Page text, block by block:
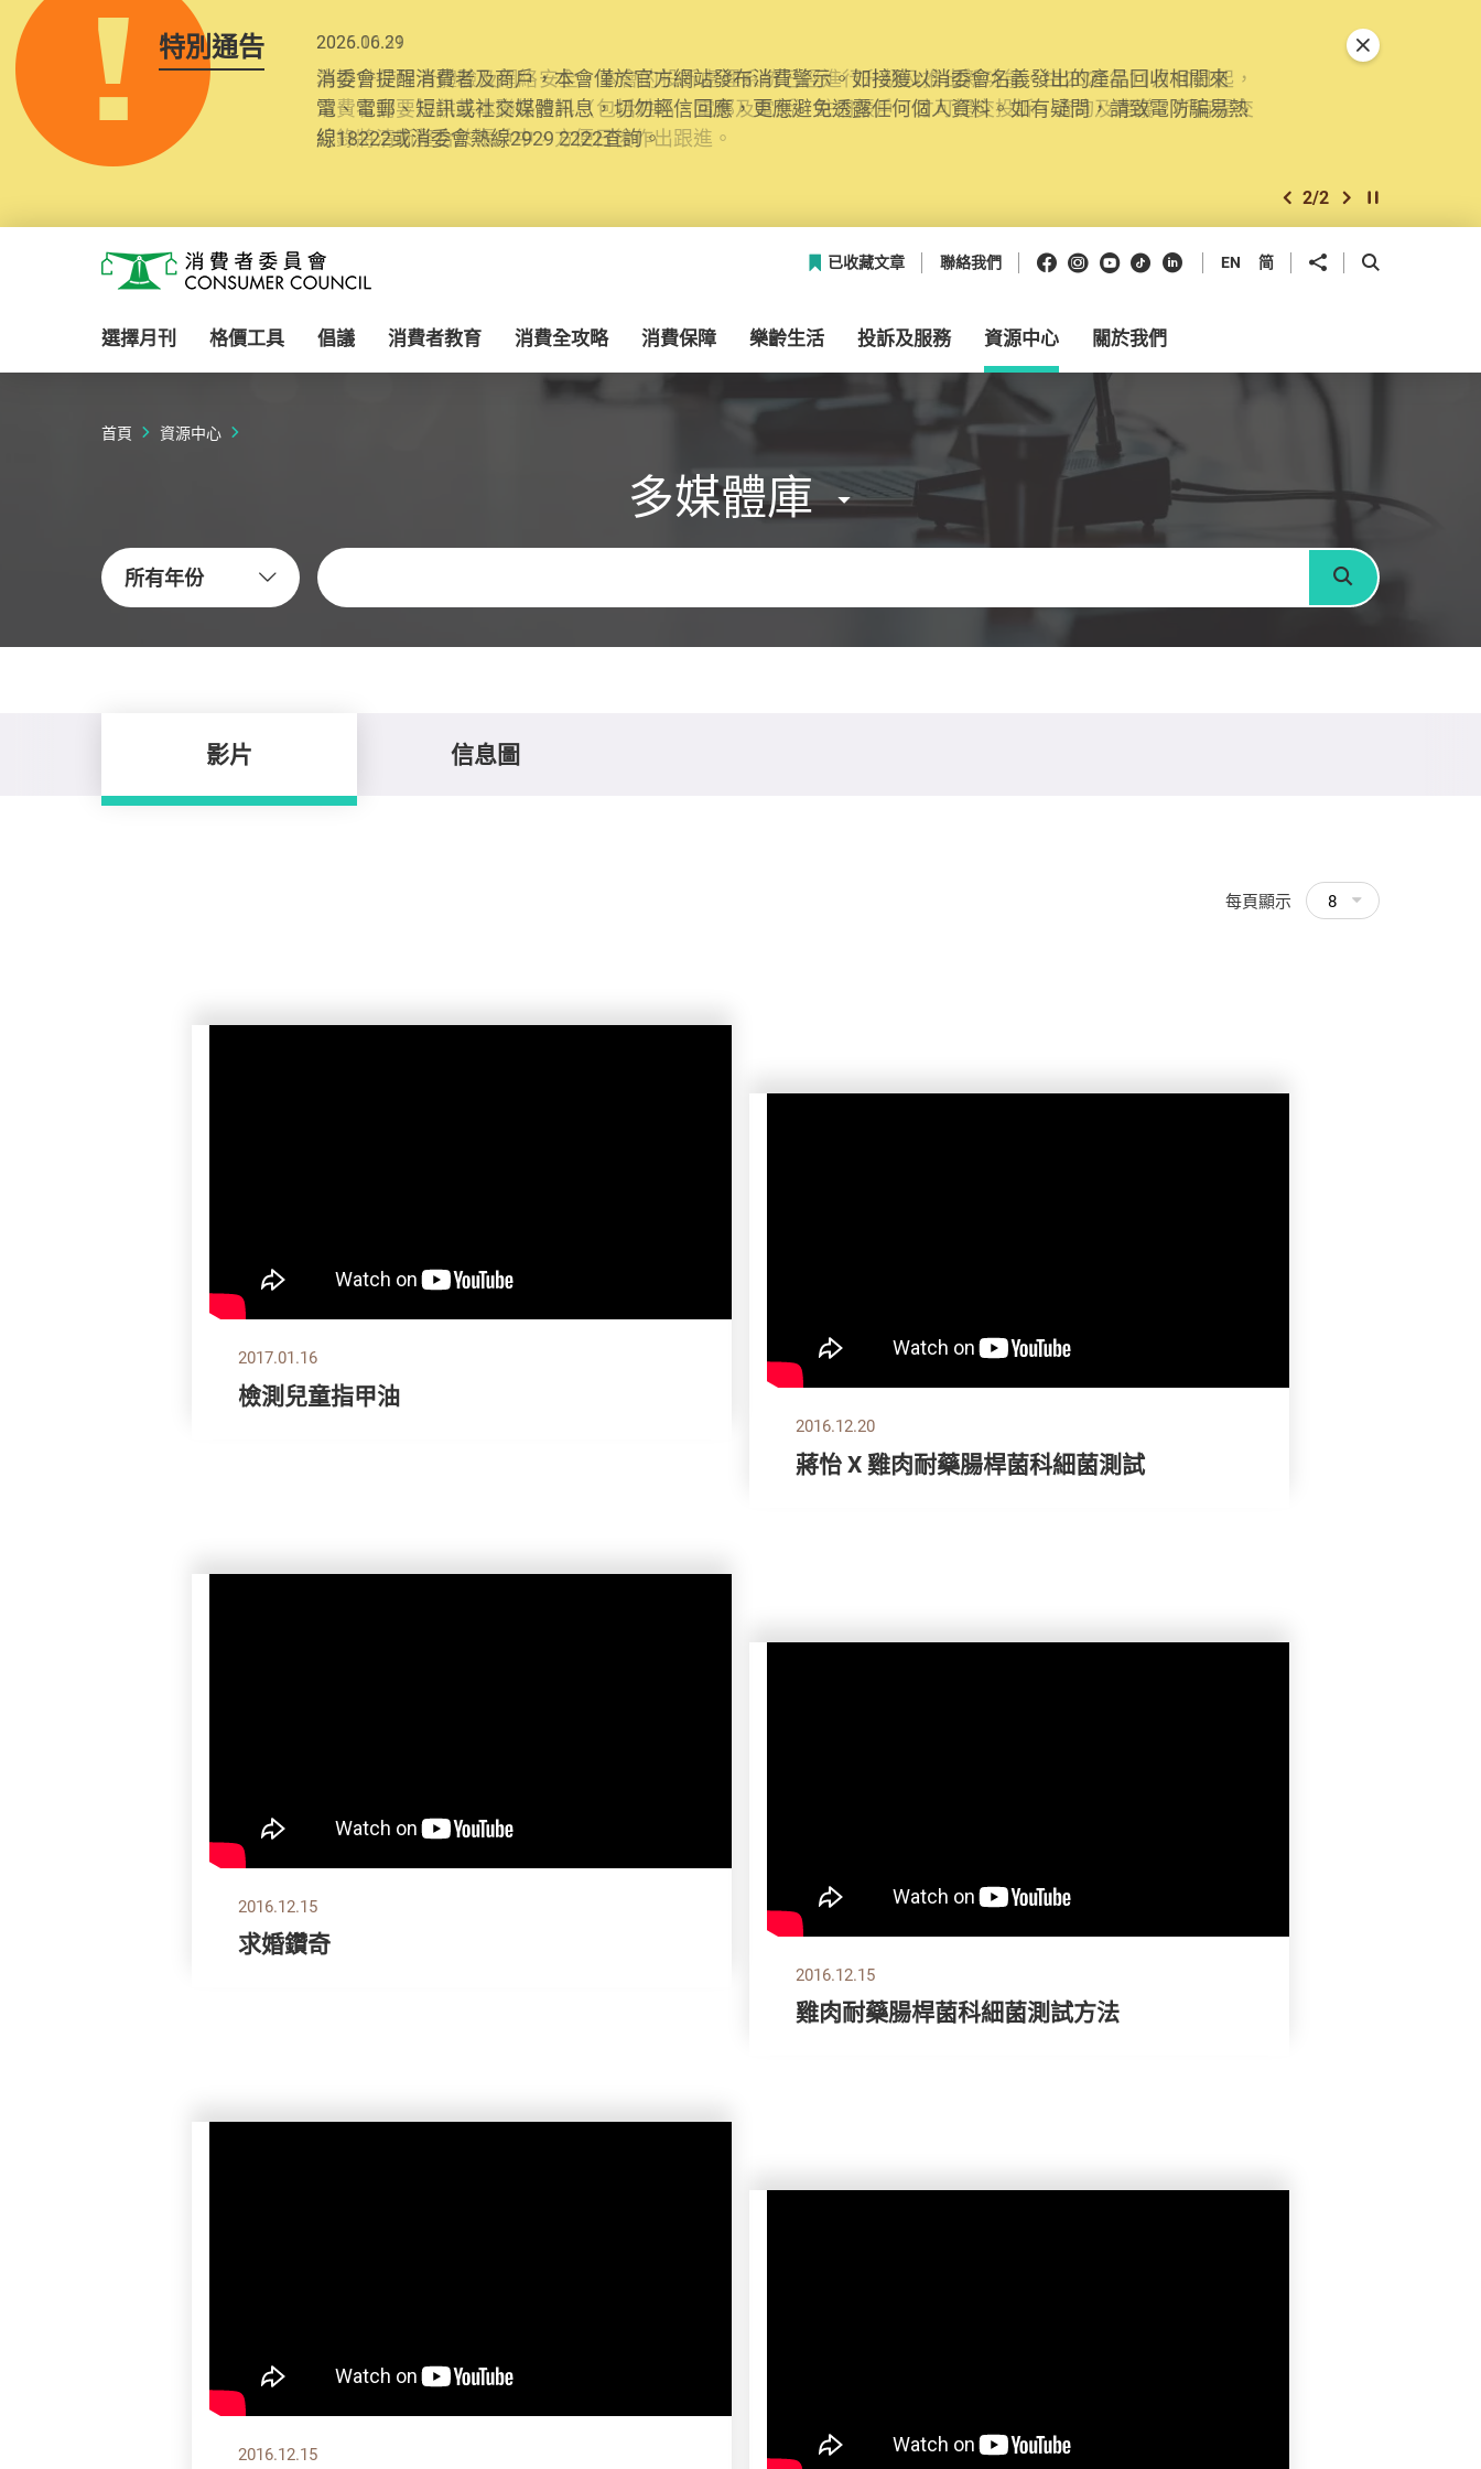
特別通告 2025.10.31
為提升使用者體驗及網絡安全，本會的投訴處理系統已經進行升級及推出新功能。由2025年11月10日起，
消費者需要提供基本聯絡資料（包括姓名、電郵及電話）註冊帳戶，才可提交投訴、查詢及建議。所有提交
紀錄將清晰整合於帳戶中，方便日後作出跟進。
上一個
2/2 下一個開始/暫停幻燈
關閉特別通告
消費者委員會
已收藏文章 聯絡我們 Facebook
Instagram
Youtube
抖音領英 EN 简 分享到 開啟搜尋框
選擇月刊 格價工具 倡議 消費者教育 消費全攻略 消費保障 樂齡生活 投訴及服務 資源中心 關於我們
首頁 資源中心
多媒體庫
所有年份
關鍵字
搜尋
影片 信息圖
每頁顯示 8
2017.01.16
檢測兒童指甲油
2016.12.20
蔣怡 X 雞肉耐藥腸桿菌科細菌測試
2016.12.15
求婚鑽奇
2016.12.15
雞肉耐藥腸桿菌科細菌測試方法
2016.12.15